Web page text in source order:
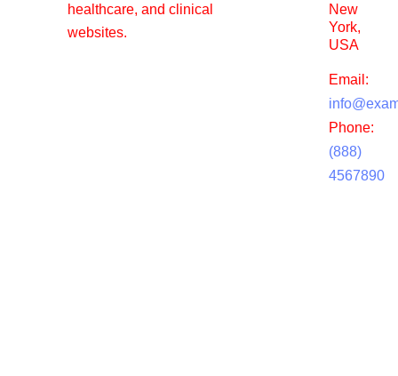
healthcare, and clinical
websites.
New
York,
USA
Email:
Phone:
(888)
4567890